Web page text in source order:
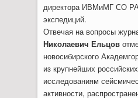
директора ИВМиМГ СО
экспедиций.
Отвечая на вопросы
Николаевич Ельцов
новосибирского
из крупнейших
исследованиям
активности,